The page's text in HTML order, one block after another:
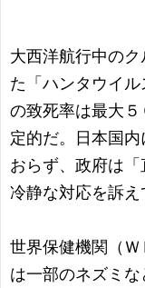
大西洋航行中の
た「ハンタウイ
の致死率は最大
定的だ。日本国
おらず、政府は
冷静な対応を訴え
世界保健機関（
は一部のネズミ